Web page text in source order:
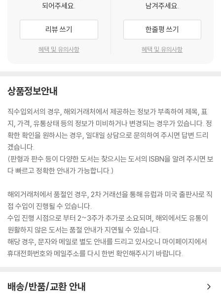
되어주세요.
리뷰 쓰기
혜택 및 유의사항
남겨주세요.
한줄평 쓰기
혜택 및 유의사항
상품정보안내
직수입외서의 경우, 해외거래처에서 제공하는 정보가 부족하여 제목, 표
지, 가격, 유통상태 등의 정보가 미비하거나 변경되는 경우가 있습니다. 정
확한 확인을 원하시는 경우, 일대일 상담으로 문의하여 주시면 답변 드리
겠습니다.
(판형과 판수 등이 다양한 도서는 찾으시는 도서의 ISBN을 알려 주시면 보
다 빠르고 정확한 안내가 가능합니다.)
해외거래처에서 품절인 경우, 2차 거래선을 통해 유럽과 미국 출판사로 직
접 수입이 진행될 수 있습니다.
수입 진행 시점으로 부터 2~3주가 추가로 소요되며, 해외에서도 유통이
원활하지 않은 도서는 품절 안내가 지연될 수 있습니다.
해당 경우, 문자와 메일로 별도 안내를 드리고 있사오니 마이페이지에서
휴대전화번호와 메일주소를 다시 한번 확인해주시기 바랍니다.
배송/반품/교환 안내